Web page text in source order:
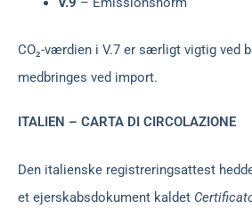
CO₂-værdien i V.7 er særligt vigtig ved
medbringes ved import.
ITALIEN – CARTA DI CIRCOLAZIONE
Den italienske registreringsattest
et ejerskabsdokument kaldet